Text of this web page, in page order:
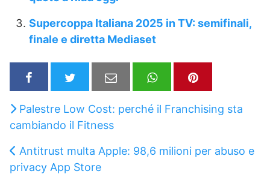
Supercoppa Italiana 2025 in TV: semifinali,
finale e diretta Mediaset
Palestre Low Cost: perché il Franchising sta
cambiando il Fitness
Antitrust multa Apple: 98,6 milioni per abuso e
privacy App Store